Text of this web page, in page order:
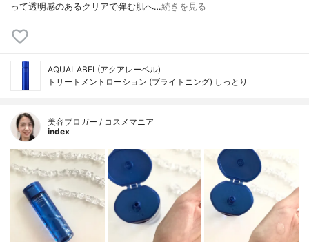
って透明感のあるクリアで弾む肌へ…続きを見る
AQUALABEL(アクアレーベル)
トリートメントローション (ブライトニング) しっとり
美容ブロガー / コスメマニア
index